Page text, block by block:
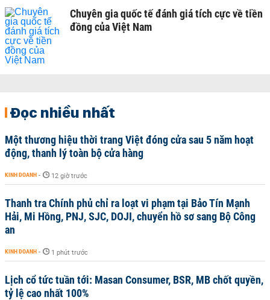
Chuyên gia quốc tế đánh giá tích cực về tiền
đồng của Việt Nam
Đọc nhiều nhất
Một thương hiệu thời trang Việt đóng cửa sau 5 năm hoạt
động, thanh lý toàn bộ cửa hàng
KINH DOANH - 12 giờ trước
Thanh tra Chính phủ chỉ ra loạt vi phạm tại Bảo Tín Mạnh
Hải, Mi Hồng, PNJ, SJC, DOJI, chuyển hồ sơ sang Bộ Công
an
KINH DOANH - 1 phút trước
Lịch cổ tức tuần tới: Masan Consumer, BSR, MB chốt quyền,
tỷ lệ cao nhất 100%